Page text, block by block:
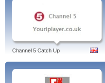
Channel 5 Catch Up